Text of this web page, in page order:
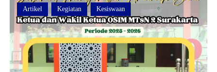
Artikel Kegiatan Kesiswaan